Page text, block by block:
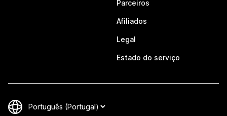
Parceiros
Afiliados
Legal
Estado do serviço